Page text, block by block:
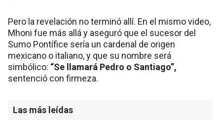
Pero la revelación no terminó allí. En el mismo video,
Mhoni fue más allá y aseguró que el sucesor del
Sumo Pontífice sería un cardenal de origen
mexicano o italiano, y que su nombre será
simbólico: “Se llamará Pedro o Santiago”,
sentenció con firmeza.
Las más leídas